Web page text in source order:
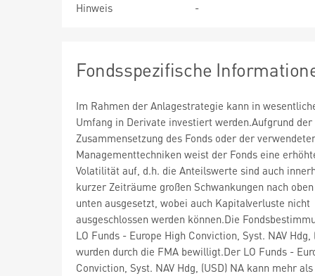
Hinweis
-
Fondsspezifische
Im Rahmen der Anlagestrategie kann in
Umfang in Derivate investiert werden.Aufgrund der
Zusammensetzung des Fonds oder der
Managementtechniken weist der Fonds eine
Volatilität auf, d.h. die Anteilswerte sind auch
kurzer Zeiträume großen Schwankungen nach
unten ausgesetzt, wobei auch Kapitalverluste nicht
ausgeschlossen werden können.Die
LO Funds - Europe High Conviction, Syst. NAV Hdg,
wurden durch die FMA bewilligt.Der LO Funds -
Conviction, Syst. NAV Hdg, (USD) NA kann mehr